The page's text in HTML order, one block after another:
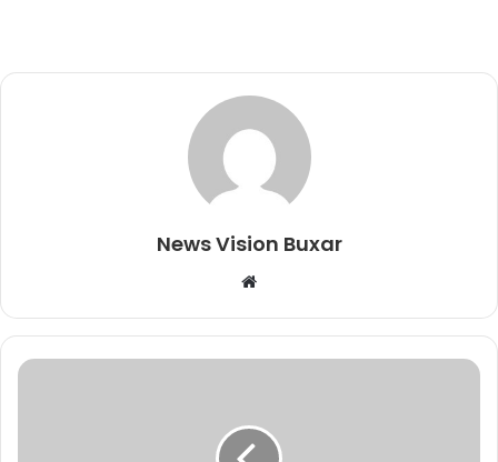
News Vision Buxar
b
s